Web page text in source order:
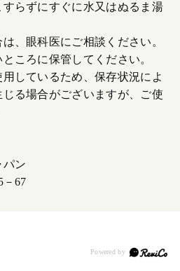
すらずにすぐに水又はぬるま湯
、眼科医にご相談ください。
ころに保管してください。
用しているため、保存状況によ
る場合がございますが、ご使
パン
67